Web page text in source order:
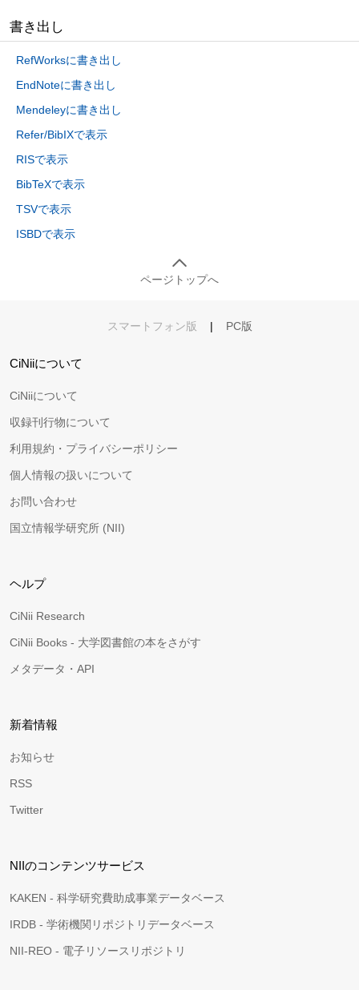
書き出し
RefWorksに書き出し
EndNoteに書き出し
Mendeleyに書き出し
Refer/BibIXで表示
RISで表示
BibTeXで表示
TSVで表示
ISBDで表示
ページトップへ
スマートフォン版 | PC版
CiNiiについて
CiNiiについて
収録刊行物について
利用規約・プライバシーポリシー
個人情報の扱いについて
お問い合わせ
国立情報学研究所 (NII)
ヘルプ
CiNii Research
CiNii Books - 大学図書館の本をさがす
メタデータ・API
新着情報
お知らせ
RSS
Twitter
NIIのコンテンツサービス
KAKEN - 科学研究費助成事業データベース
IRDB - 学術機関リポジトリデータベース
NII-REO - 電子リソースリポジトリ